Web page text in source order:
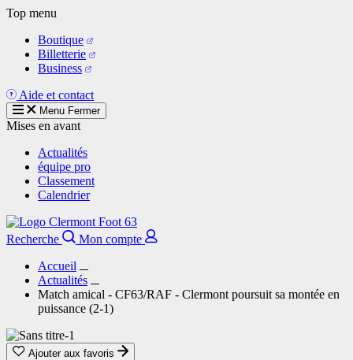
Aller
contenu
principal
Top menu
Boutique
Billetterie
Business
Aide et contact
Menu Fermer
Mises en avant
Actualités
équipe pro
Classement
Calendrier
Recherche
Mon compte
Accueil
Actualités
Match amical - CF63/RAF - Clermont poursuit sa montée en
puissance (2-1)
Ajouter aux favoris